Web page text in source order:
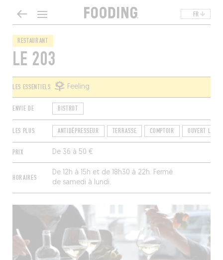
FR
RESTAURANT
LE 203
LES ESSENTIELS Feeling
ENVIE DE BISTROT
LES PLUS ANTIDÉPRESSEUR TERRASSE COMPTOIR OUVERT LE
PRIX De 36 à 50 €
HORAIRES
De 12h à 15h et de 18h30 à 22h. Fermé
de samedi à lundi.